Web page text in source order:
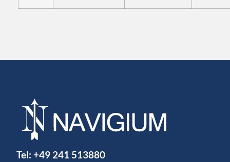
Tel: +49 241 513880